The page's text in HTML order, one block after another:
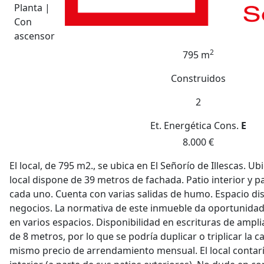
Planta |
Con
ascensor
795 m2
Construidos
2
Et. Energética Cons. E
8.000 €
El local, de 795 m2., se ubica en El Señorío de Illescas.
local dispone de 39 metros de fachada. Patio interior y
cada uno. Cuenta con varias salidas de humo. Espacio
negocios. La normativa de este inmueble da
en varios espacios. Disponibilidad en escrituras de
de 8 metros, por lo que se podría duplicar o triplicar la
mismo precio de arrendamiento mensual. El local